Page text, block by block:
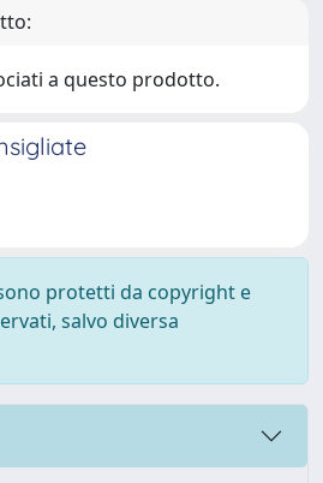
a questo prodotto.
protetti da copyright e
salvo diversa